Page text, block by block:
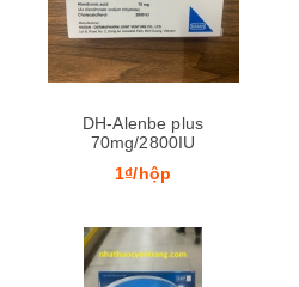
DH-Alenbe plus
70mg/2800IU
1₫/hộp